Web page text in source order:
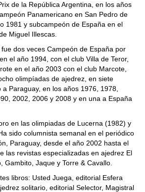
de la República Argentina, en los años
Panamericano en San Pedro de
1981 y subcampeón de España en el
Miguel Illescas.
dos veces Campeón de España por
el año 1994, con el club Villa de Teror,
en el año 2003 con el club Marcote,
olimpíadas de ajedrez, en siete
Paraguay, en los años 1976, 1978,
2002, 2006 y 2008 y en una a España
en las olimpiadas de Lucerna (1982) y
sido columnista semanal en el periódico
Paraguay, desde el año 2002 hasta el
las revistas especializadas en ajedrez El
Gambito, Jaque y Torre & Cavallo.
libros: Usted Juega, editorial Esfera
solitario, editorial Selector, Magistral